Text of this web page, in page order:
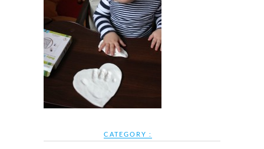
CATEGORY :